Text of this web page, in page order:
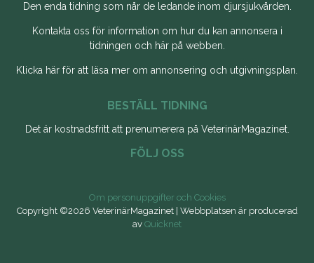
Den enda tidning som når de ledande inom djursjukvården.
Kontakta oss för information om hur du kan annonsera i
tidningen och här på webben.
Klicka här för att läsa mer om annonsering och utgivningsplan.
BESTÄLL TIDNING
Det är kostnadsfritt att prenumerera på VeterinärMagazinet.
FÖLJ OSS
Om personuppgifter och Cookies
Copyright ©2026 VeterinärMagazinet | Webbplatsen är producerad
av Quicknet